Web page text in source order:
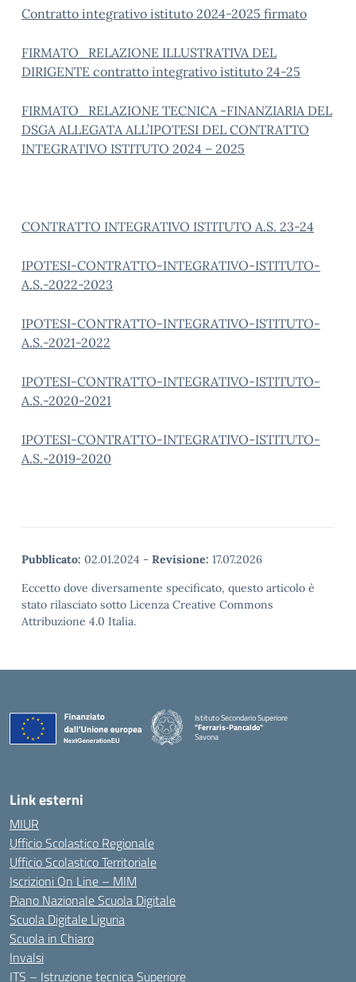
Contratto integrativo istituto 2024-2025 firmato
FIRMATO_RELAZIONE ILLUSTRATIVA DEL
DIRIGENTE contratto integrativo istituto 24-25
FIRMATO_RELAZIONE TECNICA -FINANZIARIA DEL
DSGA ALLEGATA ALL’IPOTESI DEL CONTRATTO
INTEGRATIVO ISTITUTO 2024 – 2025
CONTRATTO INTEGRATIVO ISTITUTO A.S. 23-24
IPOTESI-CONTRATTO-INTEGRATIVO-ISTITUTO-
A.S.-2022-2023
IPOTESI-CONTRATTO-INTEGRATIVO-ISTITUTO-
A.S.-2021-2022
IPOTESI-CONTRATTO-INTEGRATIVO-ISTITUTO-
A.S.-2020-2021
IPOTESI-CONTRATTO-INTEGRATIVO-ISTITUTO-
A.S.-2019-2020
Pubblicato: 02.01.2024 - Revisione: 17.07.2026
Eccetto dove diversamente specificato, questo articolo è
stato rilasciato sotto Licenza Creative Commons
Attribuzione 4.0 Italia.
Istituto Secondario Superiore
"Ferraris-Pancaldo"
Savona
Link esterni
MIUR
Ufficio Scolastico Regionale
Ufficio Scolastico Territoriale
Iscrizioni On Line – MIM
Piano Nazionale Scuola Digitale
Scuola Digitale Liguria
Scuola in Chiaro
Invalsi
ITS – Istruzione tecnica Superiore